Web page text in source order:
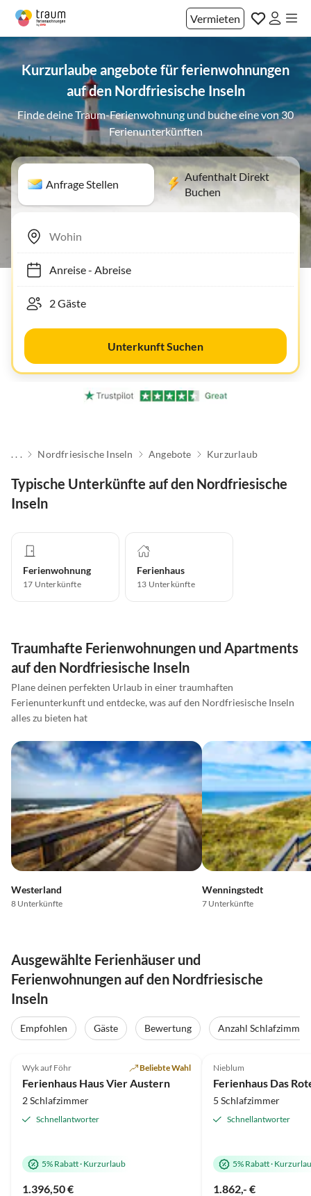
Vermieten
Kurzurlaube angebote für ferienwohnungen
auf den Nordfriesische Inseln
Finde deine Traum-Ferienwohnung und buche eine von 30
Ferienunterkünften
Anfrage Stellen
Aufenthalt Direkt
Buchen
Anreise- Abreise
Unterkunft Suchen
. . . Nordfriesische Inseln Angebote Kurzurlaub
Typische Unterkünfte auf den Nordfriesische
Inseln
Ferienwohnung
17 Unterkünfte
Ferienhaus
13 Unterkünfte
Traumhafte Ferienwohnungen und Apartments
auf den Nordfriesische Inseln
Plane deinen perfekten Urlaub in einer traumhaften
Ferienunterkunft und entdecke, was auf den Nordfriesische Inseln
alles zu bieten hat
Westerland
8 Unterkünfte
Wenningstedt
7 Unterkünfte
Ausgewählte Ferienhäuser und
Ferienwohnungen auf den Nordfriesische
Inseln
Empfohlen Gäste Bewertung
Anzahl Schlafzimmer
Wyk auf Föhr Beliebte Wahl
Ferienhaus Haus Vier Austern
2 Schlafzimmer
Schnellantworter
5% Rabatt· Kurzurlaub
1.396,50 €
Nieblum
Ferienhaus Das
5 Schlafzimmer
Schnellantworter
5% Rabatt·
1.862,- €